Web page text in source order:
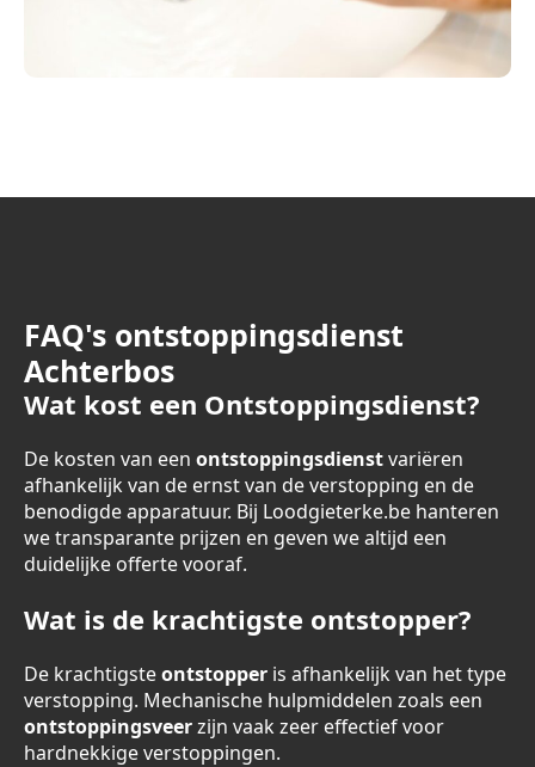
FAQ's ontstoppingsdienst
Achterbos
Wat kost een Ontstoppingsdienst?
De kosten van een ontstoppingsdienstvariëren
afhankelijk van de ernst van de verstopping en de
benodigde apparatuur. Bij Loodgieterke.be hanteren
we transparante prijzen en geven we altijd een
duidelijke offerte vooraf.
Wat is de krachtigste ontstopper?
De krachtigsteontstopper is afhankelijk van het type
verstopping. Mechanische hulpmiddelen zoals een
ontstoppingsveerzijn vaak zeer effectief voor
hardnekkige verstoppingen.